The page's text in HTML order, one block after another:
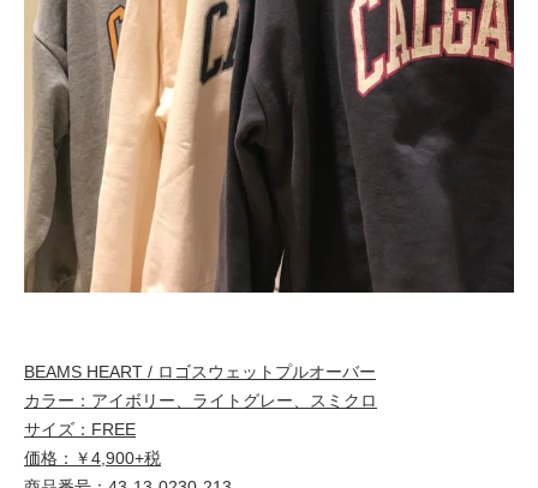
BEAMS HEART / ロゴスウェットプルオーバー
カラー：アイボリー、ライトグレー、スミクロ
サイズ：FREE
価格：￥4,900+税